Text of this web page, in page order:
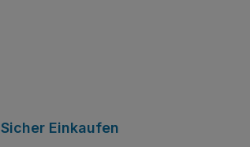
Sicher Einkaufen